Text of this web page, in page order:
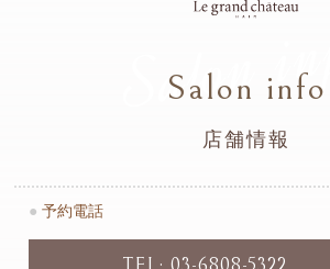
Salon info
Salon info
店舗情報
● 予約電話